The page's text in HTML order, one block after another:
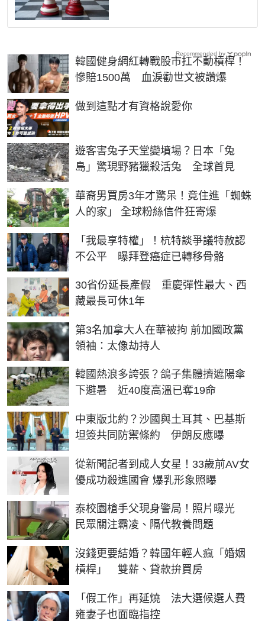
韓國健身網紅轉戰股市扛不動槓桿！
慘賠1500萬 血淚勸世文被讚爆
做到這點才有資格說愛你
PR
遊客害兔子天堂變墳場？日本「兔
島」驚現野豬獵殺活兔 全球首見
華裔男買房3年才驚呆！竟住進「蜘蛛
人的家」 全球粉絲信件狂寄爆
「我最享特權」！杭特談爭議特赦認
不公平 曝拜登癌症已轉移骨骼
30省份延長產假 重慶彈性最大、西
藏最長可休1年
第3名加拿大人在華被拘 前加國政黨
領袖：太像劫持人
韓國熱浪多誇張？鴿子集體擠遮陽傘
下避暑 近40度高溫已奪19命
中東版北約？沙國與土耳其、巴基斯
坦簽共同防禦條約 伊朗反應曝
從新聞記者到成人女星！33歲前AV女
優成功殺進國會 爆乳形象照曝
泰校園槍手父現身警局！照片曝光
民眾關注霸凌、隔代教養問題
沒錢更要結婚？韓國年輕人瘋「婚姻
槓桿」 雙薪、貸款拚買房
「假工作」再延燒 法大選候選人費
雍妻子也面臨指控
Recommended by